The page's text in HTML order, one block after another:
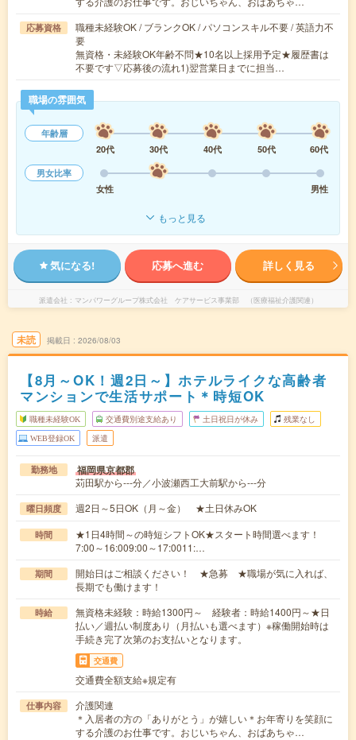
応募資格
職種未経験OK / ブランクOK / パソコンスキル不要 / 英語力不
要
無資格・未経験OK年齢不問★10名以上採用予定★履歴書は
不要です▽応募後の流れ1)翌営業日までに担当…
職場の雰囲気
年齢層
20代
30代 40代 50代
60代
男女比率
女性
男性
もっと見る
気になる! 応募へ進む 詳しく見る
派遣会社 マンパワーグループ株式会社 ケアサービス事業部 （医療福祉介護関連）
未読 掲載日 2026/08/03
【8月～OK！週2日～】ホテルライクな高齢者
マンションで生活サポート＊時短OK
職種未経験OK 交通費別途支給あり 土日祝日が休み 残業なし
WEB登録OK 派遣
勤務地 福岡県京都郡
苅田駅から---分／小波瀬西工大前駅から---分
曜日頻度 週2日～5日OK（月～金） ★土日休みOK
時間
★1日4時間～の時短シフトOK★スタート時間選べます！
7:00～16:009:00～17:0011:…
期間
開始日はご相談ください！ ★急募 ★職場が気に入れば、
長期でも働けます！
時給
無資格未経験：時給1300円～ 経験者：時給1400円～★日
払い／週払い制度あり（月払いも選べます）※稼働開始時は
手続き完了次第のお支払いとなります。
交通費
交通費全額支給※規定有
仕事内容
介護関連
＊入居者の方の「ありがとう」が嬉しい＊お年寄りを笑顔に
する介護のお仕事です。おじいちゃん、おばあちゃ…